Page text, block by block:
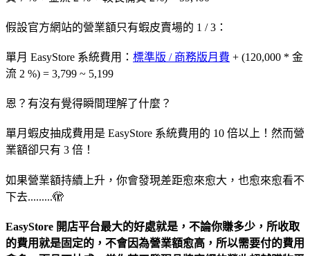
假設官方網站的營業額只有蝦皮賣場的 1 / 3：
單月 EasyStore 系統費用： 標準版 / 商務版月費 + (120,000 * 金
流 2 %) = 3,799 ~ 5,199
恩？有沒有覺得瞬間理解了什麼？
單月蝦皮抽成費用是 EasyStore 系統費用的 10 倍以上！然而營
業額卻只有 3 倍！
如果營業額持續上升，你會發現差距愈來愈大，也愈來愈看不
下去.........🫣
EasyStore 開店平台最大的好處就是，不論你賺多少，所收取
的費用就是固定的，不會因為營業額愈高，所以需要付的費用